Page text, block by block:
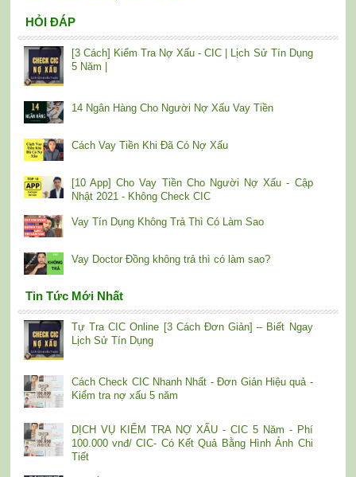
HỎI ĐÁP
[3 Cách] Kiểm Tra Nợ Xấu - CIC | Lịch Sử Tín Dụng
5 Năm |
14 Ngân Hàng Cho Người Nợ Xấu Vay Tiền
Cách Vay Tiền Khi Đã Có Nợ Xấu
[10 App] Cho Vay Tiền Cho Người Nợ Xấu - Cập
Nhật 2021 - Không Check CIC
Vay Tín Dụng Không Trả Thì Có Làm Sao
Vay Doctor Đồng không trả thì có làm sao?
Tin Tức Mới Nhất
Tự Tra CIC Online [3 Cách Đơn Giản] – Biết Ngay
Lịch Sử Tín Dụng
Cách Check CIC Nhanh Nhất - Đơn Giản Hiệu quả -
Kiểm tra nợ xấu 5 năm
DỊCH VỤ KIỂM TRA NỢ XẤU - CIC 5 Năm - Phí
100.000 vnđ/ CIC- Có Kết Quả Bằng Hình Ảnh Chi
Tiết